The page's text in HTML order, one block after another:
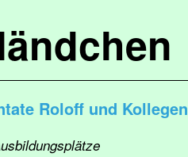
Roloff und Kollegen